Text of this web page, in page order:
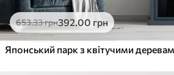
653.33грн392.00 грн